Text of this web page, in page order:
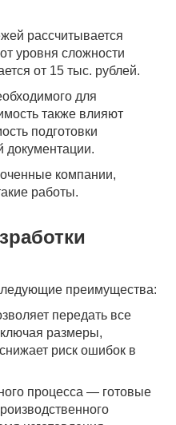
рассчитывается
уровня сложности
от 15 тыс. рублей.
для
также влияют
подготовки
документации.
компании,
работы.
преимущества:
передать все
размеры,
риск ошибок в
процесса — готовые